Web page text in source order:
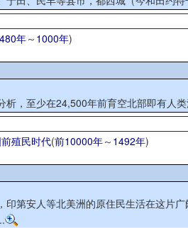
年～ 1000年)
析，至少在24,500年前育空北部即有人
殖民时代(前10000年～ 1492年)
印第安人等北美洲的原住民生活在这片